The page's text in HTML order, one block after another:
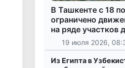
В Ташкенте с 18
ограничено
на ряде участков
19 июля 2026,
Из Египта в